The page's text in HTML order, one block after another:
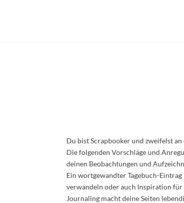
Du bist Scrapbooker und zweifelst
Die folgenden Vorschläge und
deinen Beobachtungen und
Ein wortgewandter Tagebuch-
verwandeln oder auch Inspiration für
Journaling macht deine Seiten